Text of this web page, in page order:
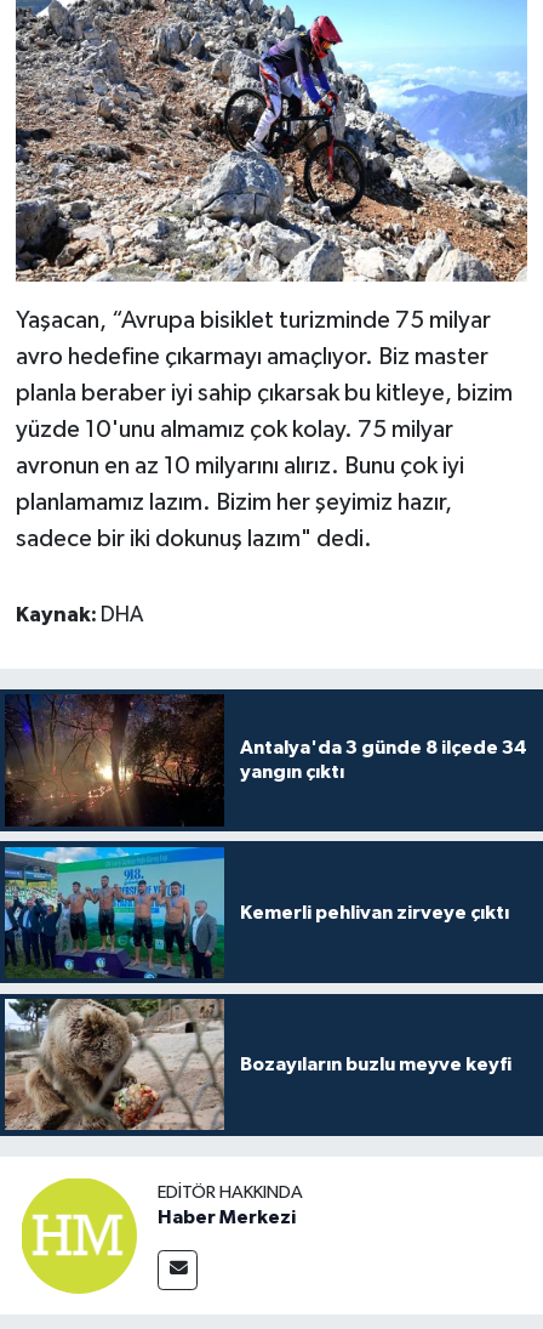
Yaşacan, “Avrupa bisiklet turizminde 75 milyar
avro hedefine çıkarmayı amaçlıyor. Biz master
planla beraber iyi sahip çıkarsak bu kitleye, bizim
yüzde 10'unu almamız çok kolay. 75 milyar
avronun en az 10 milyarını alırız. Bunu çok iyi
planlamamız lazım. Bizim her şeyimiz hazır,
sadece bir iki dokunuş lazım" dedi.
Kaynak: DHA
Antalya'da 3 günde 8 ilçede 34
yangın çıktı
Kemerli pehlivan zirveye çıktı
Bozayıların buzlu meyve keyfi
EDITÖR HAKKINDA
Haber Merkezi